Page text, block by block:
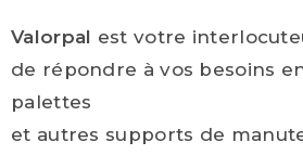
Valorpal est votre
de répondre à vos besoins
palettes
et autres supports de